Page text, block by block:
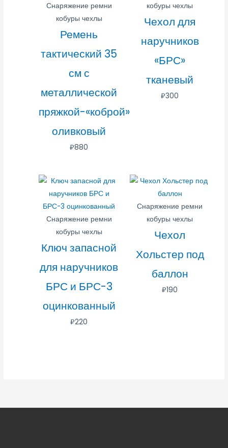
Снаряжение ремни
кобуры чехлы
Ремень
тактический 35
см с
металлической
пряжкой-«коброй».
оливковый
₽880
кобуры чехлы
Чехол для
наручников
«БРС»
тканевый
₽300
Снаряжение ремни
кобуры чехлы
Ключ запасной
для наручников
БРС и БРС-3
оцинкованный
₽220
Снаряжение ремни
кобуры чехлы
Чехол
Хольстер под
баллон
₽190